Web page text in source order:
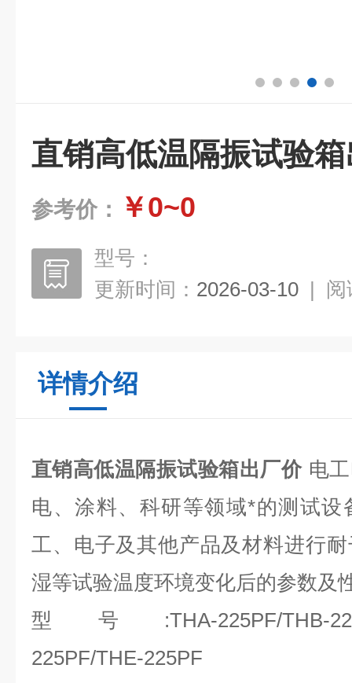
直销高低温隔振试验
参考价： ￥0~0
型号：
更新时间： 2026-03-10 | 阅
详情介绍
直销高低温隔振试验箱出厂价 电
电、涂料、科研等领域*的测试设
工、电子及其他产品及材料进行
湿等试验温度环境变化后的参数及
型号:THA-225PF/THB-
225PF/THE-225PF